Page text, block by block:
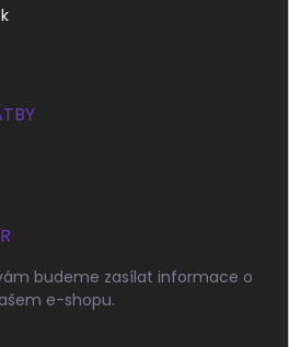
budeme zasílat informace o
e-shopu.